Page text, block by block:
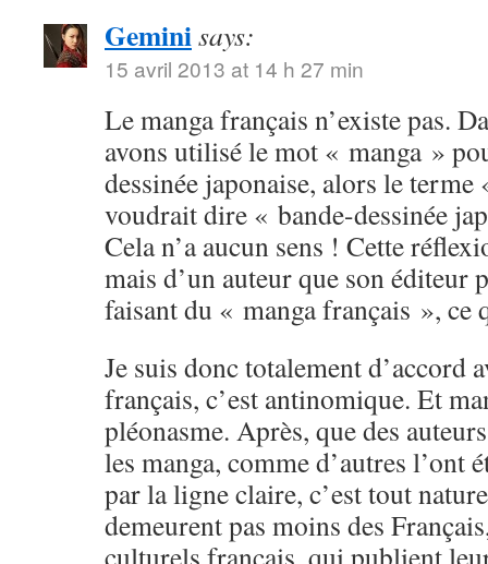
Geminisays:
15 avril 2013 at 14 h 27 min
Le manga français n’existe pas.
avons utilisé le mot « manga »
dessinée japonaise, alors le
voudrait dire « bande-dessinée
Cela n’a aucun sens ! Cette
mais d’un auteur que son éditeur
faisant du « manga français », ce
Je suis donc totalement d’accord
français, c’est antinomique. Et
pléonasme. Après, que des
les manga, comme d’autres l’ont
par la ligne claire, c’est tout
demeurent pas moins des
culturels français, qui publient